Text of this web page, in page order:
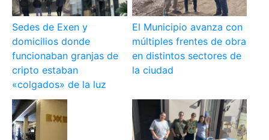
Sedes de Exen y
domicilios donde
funcionaban granjas de
cripto estaban
«colgados» de la luz
El Municipio avanza con
múltiples frentes de obra
en distintos sectores de
la ciudad